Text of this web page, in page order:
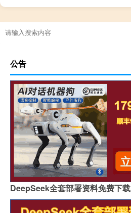
公告
DeepSeek全套部署资料免费下载